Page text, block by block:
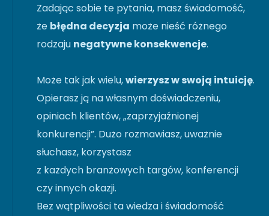
Zadając sobie te pytania, masz świadomość,
że błędna decyzja może nieść różnego
rodzaju negatywne konsekwencje.
Może tak jak wielu,wierzysz w swoją intuicję.
Opierasz ją na własnym doświadczeniu,
opiniach klientów, „zaprzyjaźnionej
konkurencji”. Dużo rozmawiasz, uważnie
słuchasz, korzystasz
z każdych branżowych targów, konferencji
czy innych okazji.
Bez wątpliwości ta wiedza i świadomość